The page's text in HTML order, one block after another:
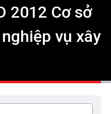
2012 Cơ sở
vụ xây